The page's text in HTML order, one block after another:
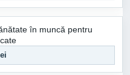
în muncă pentru